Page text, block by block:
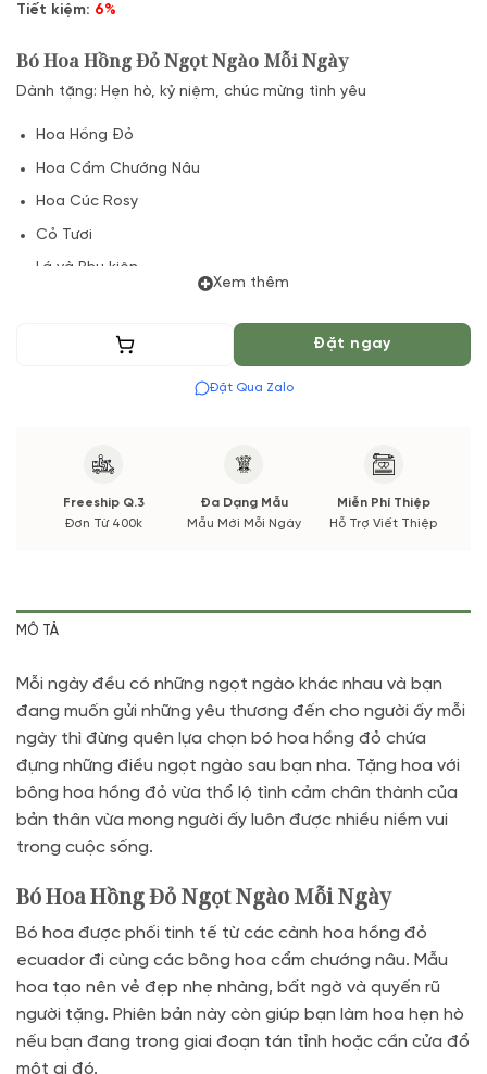
Tiết kiệm: 6%
Bó Hoa Hồng Đỏ Ngọt Ngào Mỗi Ngày
Dành tặng: Hẹn hò, kỷ niệm, chúc mừng tình yêu
Hoa Hồng Đỏ
Hoa Cẩm Chướng Nâu
Hoa Cúc Rosy
Cỏ Tươi
Lá và Phụ kiện
đảm bảo phong cách cắm, tone màu sắc.
Nếu có thay đổi về Hoa phụ và thời gian giao sẽ được thông
Xem thêm
Thêm vào giỏ Đặt ngay
Đặt Qua Zalo
Freeship Q.3
Đơn Từ 400k
Đa Dạng Mẫu
Mẫu Mới Mỗi Ngày
Miễn Phí Thiệp
Hỗ Trợ Viết Thiệp
MÔ TẢ
Mỗi ngày đều có những ngọt ngào khác nhau và bạn
đang muốn gửi những yêu thương đến cho người ấy mỗi
ngày thì đừng quên lựa chọn bó hoa hồng đỏ chứa
đựng những điều ngọt ngào sau bạn nha. Tặng hoa với
bông hoa hồng đỏ vừa thổ lộ tình cảm chân thành của
bản thân vừa mong người ấy luôn được nhiều niềm vui
trong cuộc sống.
Bó Hoa Hồng Đỏ Ngọt Ngào Mỗi Ngày
Bó hoa được phối tinh tế từ các cành hoa hồng đỏ
ecuador đi cùng các bông hoa cẩm chướng nâu. Mẫu
hoa tạo nên vẻ đẹp nhẹ nhàng, bất ngờ và quyến rũ
người tặng. Phiên bản này còn giúp bạn làm hoa hẹn hò
nếu bạn đang trong giai đoạn tán tỉnh hoặc cần cửa đổ
một ai đó.